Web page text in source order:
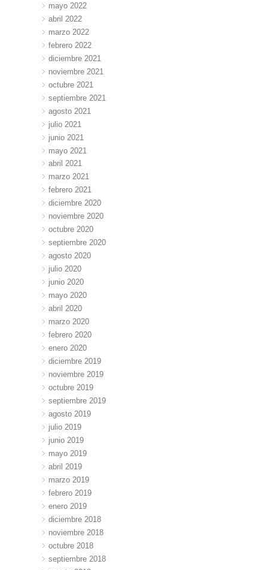
mayo 2022
abril 2022
marzo 2022
febrero 2022
diciembre 2021
noviembre 2021
octubre 2021
septiembre 2021
agosto 2021
julio 2021
junio 2021
mayo 2021
abril 2021
marzo 2021
febrero 2021
diciembre 2020
noviembre 2020
octubre 2020
septiembre 2020
agosto 2020
julio 2020
junio 2020
mayo 2020
abril 2020
marzo 2020
febrero 2020
enero 2020
diciembre 2019
noviembre 2019
octubre 2019
septiembre 2019
agosto 2019
julio 2019
junio 2019
mayo 2019
abril 2019
marzo 2019
febrero 2019
enero 2019
diciembre 2018
noviembre 2018
octubre 2018
septiembre 2018